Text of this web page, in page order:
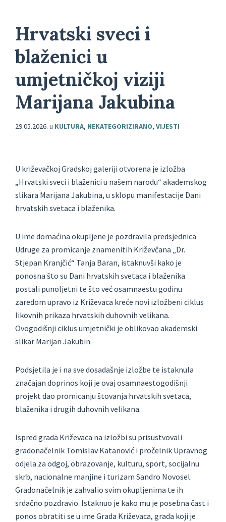
Hrvatski sveci i
blaženici u
umjetničkoj viziji
Marijana Jakubina
29.05.2026. u KULTURA, NEKATEGORIZIRANO, VIJESTI
U križevačkoj Gradskoj galeriji otvorena je izložba
„Hrvatski sveci i blaženici u našem narodu“ akademskog
slikara Marijana Jakubina, u sklopu manifestacije Dani
hrvatskih svetaca i blaženika.
U ime domaćina okupljene je pozdravila predsjednica
Udruge za promicanje znamenitih Križevčana „Dr.
Stjepan Kranjčić“ Tanja Baran, istaknuvši kako je
ponosna što su Dani hrvatskih svetaca i blaženika
postali punoljetni te što već osamnaestu godinu
zaredom upravo iz Križevaca kreće novi izložbeni ciklus
likovnih prikaza hrvatskih duhovnih velikana.
Ovogodišnji ciklus umjetnički je oblikovao akademski
slikar Marijan Jakubin.
Podsjetila je i na sve dosadašnje izložbe te istaknula
značajan doprinos koji je ovaj osamnaestogodišnji
projekt dao promicanju štovanja hrvatskih svetaca,
blaženika i drugih duhovnih velikana.
Ispred grada Križevaca na izložbi su prisustvovali
gradonačelnik Tomislav Katanović i pročelnik Upravnog
odjela za odgoj, obrazovanje, kulturu, sport, socijalnu
skrb, nacionalne manjine i turizam Sandro Novosel.
Gradonačelnik je zahvalio svim okupljenima te ih
srdačno pozdravio. Istaknuo je kako mu je posebna čast i
ponos obratiti se u ime Grada Križevaca, grada koji je